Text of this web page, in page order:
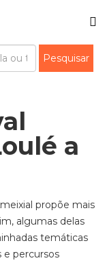
a
propõe mais
algumas delas
temáticas
e percursos